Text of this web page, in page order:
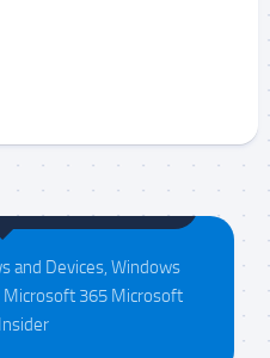
and Devices, Windows
Microsoft 365 Microsoft